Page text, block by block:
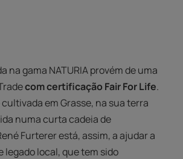
na gama NATURIA provém de uma
com certificação Fair For Life.
em Grasse, na sua terra
numa curta cadeia de
Furterer está, assim, a ajudar a
legado local, que tem sido